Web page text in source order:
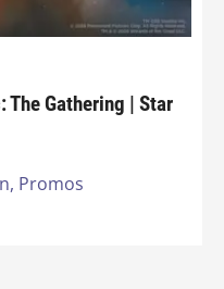
The Gathering | Star
Promos